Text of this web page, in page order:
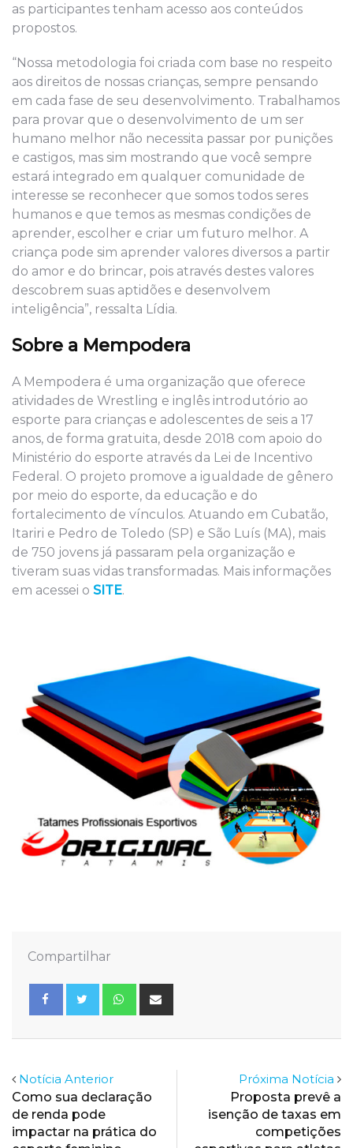
as participantes tenham acesso aos conteúdos
propostos.
“Nossa metodologia foi criada com base no respeito
aos direitos de nossas crianças, sempre pensando
em cada fase de seu desenvolvimento. Trabalhamos
para provar que o desenvolvimento de um ser
humano melhor não necessita passar por punições
e castigos, mas sim mostrando que você sempre
estará integrado em qualquer comunidade de
interesse se reconhecer que somos todos seres
humanos e que temos as mesmas condições de
aprender, escolher e criar um futuro melhor. A
criança pode sim aprender valores diversos a partir
do amor e do brincar, pois através destes valores
descobrem suas aptidões e desenvolvem
inteligência”, ressalta Lídia.
Sobre a Mempodera
A Mempodera é uma organização que oferece
atividades de Wrestling e inglês introdutório ao
esporte para crianças e adolescentes de seis a 17
anos, de forma gratuita, desde 2018 com apoio do
Ministério do esporte através da Lei de Incentivo
Federal. O projeto promove a igualdade de gênero
por meio do esporte, da educação e do
fortalecimento de vínculos. Atuando em Cubatão,
Itariri e Pedro de Toledo (SP) e São Luís (MA), mais
de 750 jovens já passaram pela organização e
tiveram suas vidas transformadas. Mais informações
em acessei o SITE.
Compartilhar
Whatsapp
Notícia Anterior
Como sua declaração
de renda pode
impactar na prática do
Próxima Notícia
Proposta prevê a
isenção de taxas em
competições